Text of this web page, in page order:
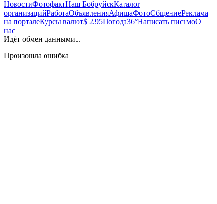
НовостиФотофактНаш БобруйскКаталог
организацийРаботаОбъявленияАфишаФотоОбщениеРеклама
на порталеКурсы валют$ 2.95Погода36°Написать письмоО
нас
Идёт обмен данными...
Произошла ошибка